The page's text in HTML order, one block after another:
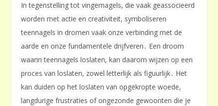
In tegenstelling tot vingernagels, die vaak geassocieerd
worden met actie en creativiteit, symboliseren
teennagels in dromen vaak onze verbinding met de
aarde en onze fundamentele drijfveren․ Een droom
waarin teennagels loslaten, kan daarom wijzen op een
proces van loslaten, zowel letterlijk als figuurlijk․ Het
kan duiden op het loslaten van opgekropte woede,
langdurige frustraties of ongezonde gewoonten die je